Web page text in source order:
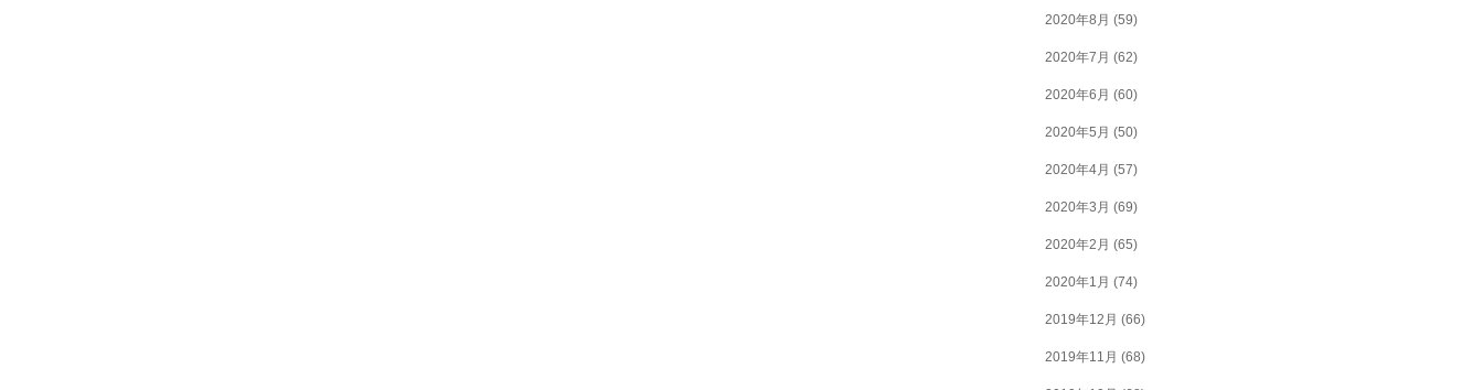
2020年8月 (59)
2020年7月 (62)
2020年6月 (60)
2020年5月 (50)
2020年4月 (57)
2020年3月 (69)
2020年2月 (65)
2020年1月 (74)
2019年12月 (66)
2019年11月 (68)